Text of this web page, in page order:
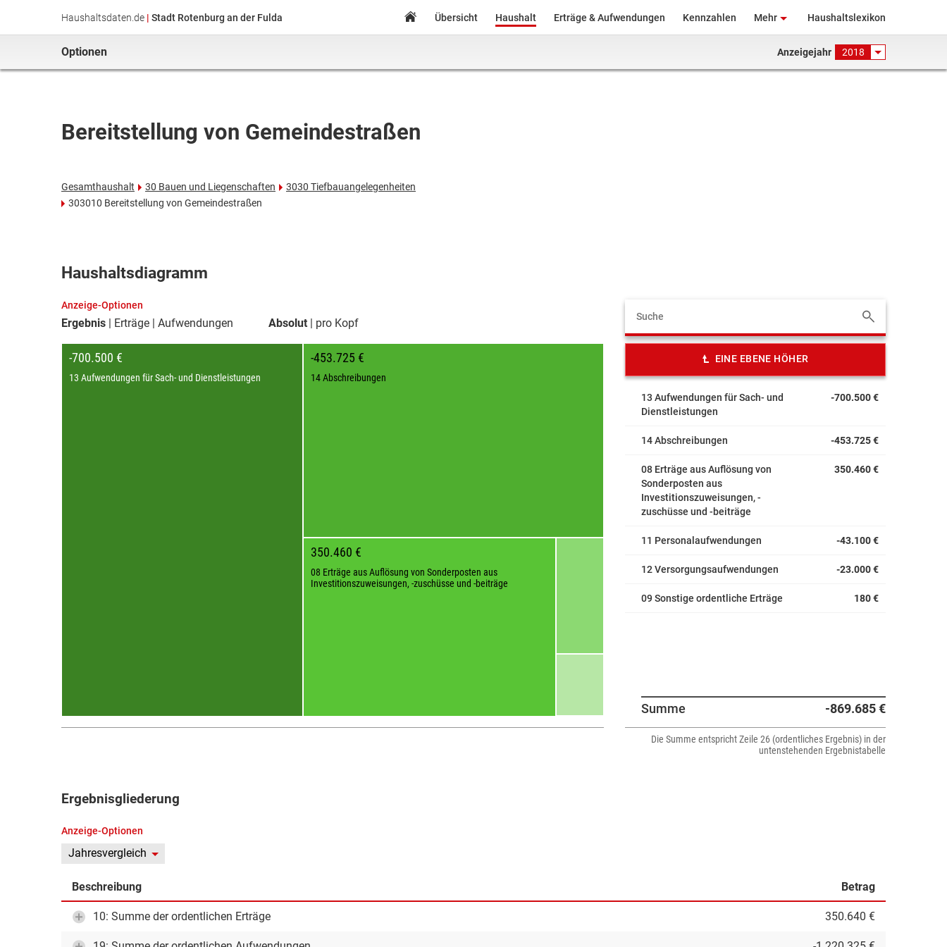
Haushaltsdaten.de | Stadt Rotenburg an der Fulda Übersicht Haushalt Erträge & Aufwendungen Kennzahlen Mehr Haushaltslexikon
Optionen Anzeigejahr 2018
Bereitstellung von Gemeindestraßen
Gesamthaushalt 30 Bauen und Liegenschaften
3030 Tiefbauangelegenheiten
303010 Bereitstellung von Gemeindestraßen
Haushaltsdiagramm
Anzeige-Optionen
Ergebnis Erträge Aufwendungen Absolut pro Kopf
-700.500 €
13 Aufwendungen für Sach- und Dienstleistungen
-453.725 €
14 Abschreibungen
350.460 €
08 Erträge aus Auflösung von Sonderposten aus
Investitionszuweisungen, -zuschüsse und -beiträge
EINE EBENE HÖHER
13 Aufwendungen für Sach- und
Dienstleistungen
-700.500 €
14 Abschreibungen -453.725 €
08 Erträge aus Auflösung von
Sonderposten aus
Investitionszuweisungen, -
zuschüsse und -beiträge
350.460 €
11 Personalaufwendungen -43.100 €
12 Versorgungsaufwendungen -23.000 €
09 Sonstige ordentliche Erträge 180 €
Summe -869.685 €
Die Summe entspricht Zeile 26 (ordentliches Ergebnis) in der
untenstehenden Ergebnistabelle
Ergebnisgliederung
Anzeige-Optionen
Jahresvergleich
Beschreibung Betrag
10: Summe der ordentlichen Erträge 350.640 €